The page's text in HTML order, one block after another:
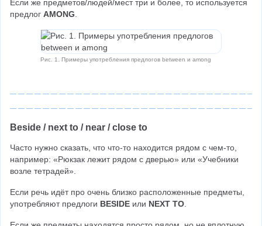
Если же предметов/людей/мест три и более, то используется
предлог AMONG
Рис. 1. Примеры употребления предлогов between и among
Beside / next to / near / close to
Часто нужно сказать, что что-то находится рядом с чем-то,
например: «Рюкзак лежит рядом с дверью» или «Учебники
возле тетрадей».
Если речь идёт про очень близко расположенные предметы,
употребляют предлоги BESIDE или NEXT TO